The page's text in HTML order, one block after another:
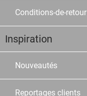
Conditions-de-retour
Inspiration
Nouveautés
Reportages clients